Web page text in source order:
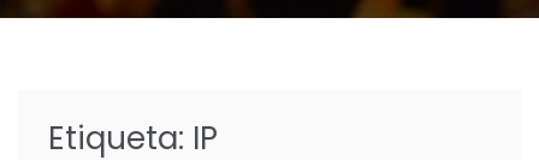
Etiqueta: IP